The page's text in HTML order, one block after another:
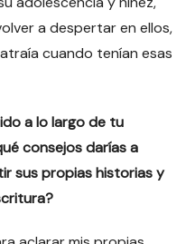
a despertar en ellos,
cuando tenían esas
a lo largo de tu
consejos darías a
sus propias historias y